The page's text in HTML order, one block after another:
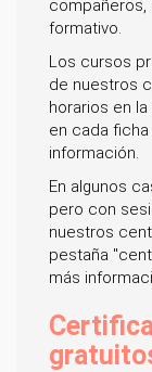
formativo.
Los cursos
de nuestros
horarios en
en cada
información.
En algunos
pero con
nuestros
pestaña
más